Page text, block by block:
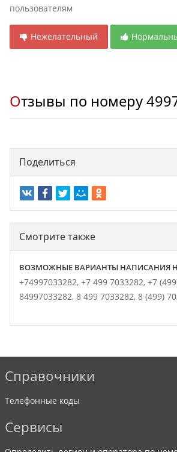
пользователям
Нежелательный
Отзывы по номеру
Поделиться
Смотрите также
ВОЗМОЖНЫЕ ВАРИАНТЫ НАПИСАНИЯ
+74997033282, +7 499 7033282, +7
84997033282, 8 499 7033282, 8 (499)
Справочники
Телефонные коды
Сервисы